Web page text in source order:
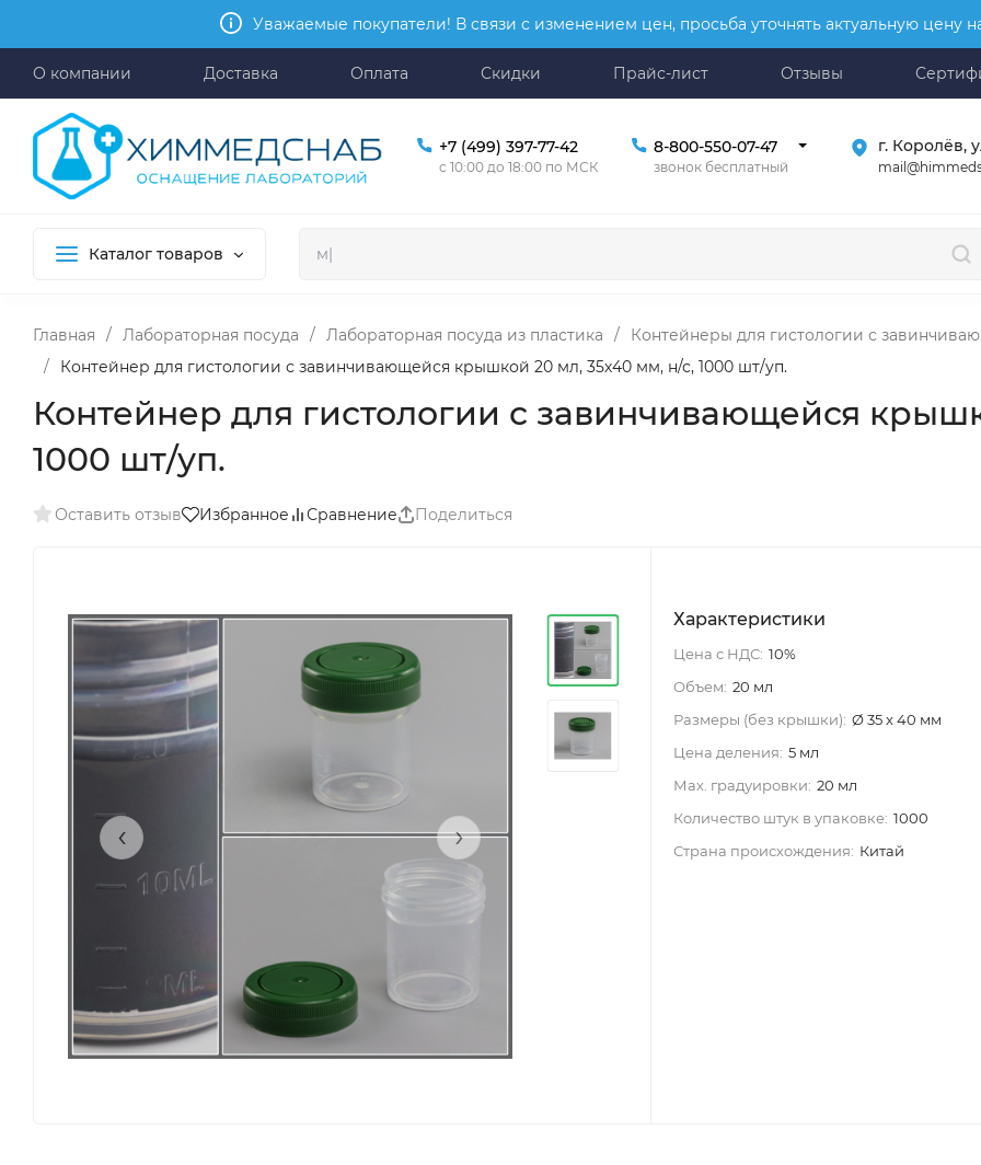
Уважаемые покупатели! В связи с изменением цен, просьба уточнять актуальную цену
О компании Доставка Оплата Скидки Прайс-лист Отзывы
+7 (499) 397-77-42
с 10:00 до 18:00 по МСК
8-800-550-07-47
звонок бесплатный
г. Королёв,
Каталог товаров
Главная / Лабораторная посуда / Лабораторная посуда из пластика /
Контейнеры для гистологии с
/
Контейнер для гистологии с завинчивающейся крышкой 20 мл, 35х40 мм, н/с, 1000 шт/уп.
Контейнер для гистологии с завинчивающейся
1000 шт/уп.
Оставить отзыв Избранное Сравнение Поделиться
‹ ›
Характеристики
Цена с НДС: 10%
Объем: 20 мл
Размеры (без крышки): Ø 35 x 40 мм
Цена деления: 5 мл
Мах. градуировки: 20 мл
Количество штук в упаковке: 1000
Страна происхождения: Китай